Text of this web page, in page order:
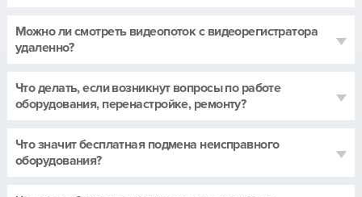
Можно ли смотреть видеопоток с видеорегистратора
удаленно?
Что делать, если возникнут вопросы по работе
оборудования, перенастройке, ремонту?
Что значит бесплатная подмена неисправного
оборудования?